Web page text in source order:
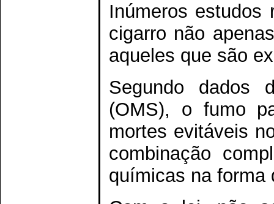
Inúmeros estudos
cigarro não
aqueles que são
Segundo dados
(OMS), o fumo
mortes evitáveis
combinação
químicas na forma